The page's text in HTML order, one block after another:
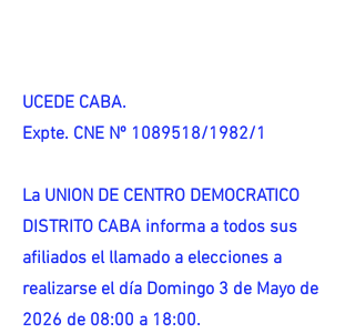
UCEDE CABA.
Expte. CNE Nº 1089518/1982/1
La UNION DE CENTRO DEMOCRATICO
DISTRITO CABA informa a todos sus
afiliados el llamado a elecciones a
realizarse el día Domingo 3 de Mayo de
2026 de 08:00 a 18:00.